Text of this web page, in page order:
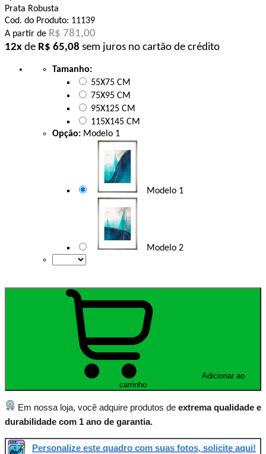
Prata Robusta
Cod. do Produto: 11139
A partir de R$ 781,00
12x de R$ 65,08 sem juros no cartão de crédito
Tamanho:
55X75 CM
75X95 CM
95X125 CM
115X145 CM
Opção: Modelo 1
Modelo 1
Modelo 2
carrinho
Em nossa loja, você adquire produtos de extrema qualidade e
durabilidade com 1 ano de garantia.
Personalize este quadro com suas fotos, solicite aqui!